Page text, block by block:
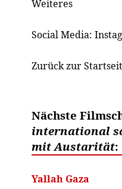
Weiteres
Social Media:
Zurück zur
Nächste
international
mit Austarität:
Yallah Gaza